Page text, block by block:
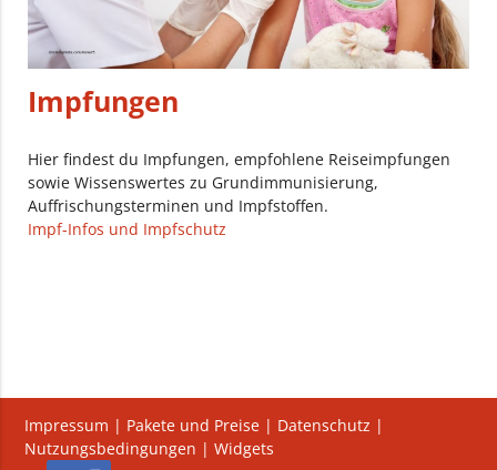
Impfungen
Hier findest du Impfungen, empfohlene Reiseimpfungen
sowie Wissenswertes zu Grundimmunisierung,
Auffrischungsterminen und Impfstoffen.
Impf-Infos und Impfschutz
Impressum | Pakete und Preise | Datenschutz |
Nutzungsbedingungen |Widgets